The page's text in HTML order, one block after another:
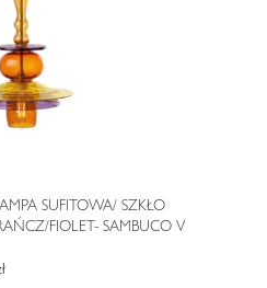
SUFITOWA/ SZKŁO
FIOLET- SAMBUCO V